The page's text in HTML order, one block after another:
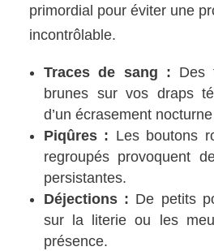
primordial pour éviter une
incontrôlable.
Traces de sang : Des
brunes sur vos draps
d’un écrasement
Piqûres : Les boutons
regroupés provoquent
persistantes.
Déjections : De petits
sur la literie ou les
présence.